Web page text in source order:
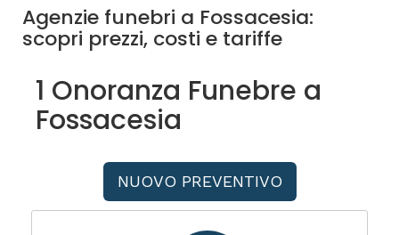
Agenzie funebri a Fossacesia:
scopri prezzi, costi e tariffe
1 Onoranza Funebre a
Fossacesia
NUOVO PREVENTIVO